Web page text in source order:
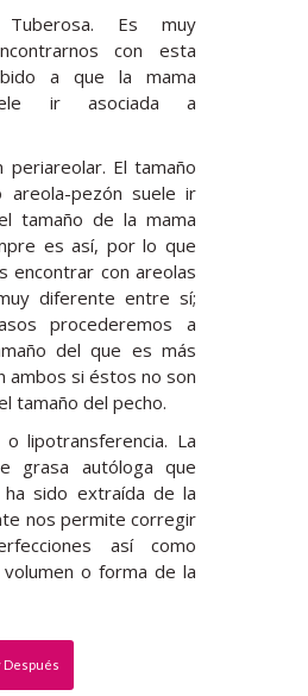
Tuberosa. Es muy
con esta
a que la mama
ir asociada a
periareolar. El tamaño
areola-pezón suele ir
tamaño de la mama
es así, por lo que
encontrar con areolas
diferente entre sí;
procederemos a
del que es más
ambos si éstos no son
tamaño del pecho.
lipotransferencia. La
grasa autóloga que
ha sido extraída de la
nos permite corregir
así como
o forma de la
Después